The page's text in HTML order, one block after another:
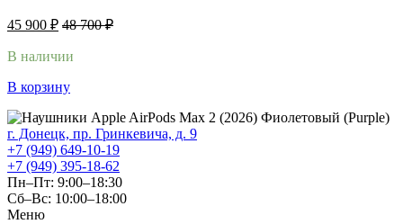
45 900 ₽ 48 700₽
В наличии
В корзину
г. Донецк, пр. Гринкевича, д. 9
+7 (949) 649-10-19
+7 (949) 395-18-62
Пн–Пт: 9:00–18:30
Сб–Вс: 10:00–18:00
Меню